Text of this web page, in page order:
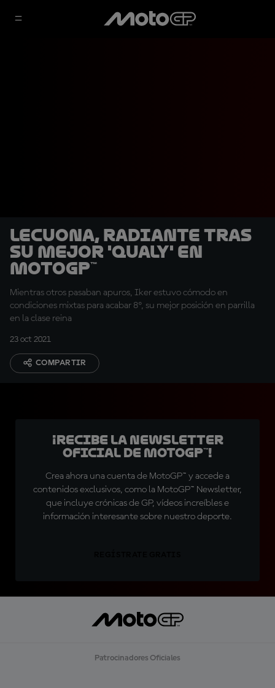
Lecuona, radiante tras
su mejor 'qualy' en
MotoGP™
Mientras otros pasaban apuros, Iker estuvo cómodo en
condiciones mixtas para acabar 8º, su mejor posición en parrilla
en la clase reina
23 oct 2021
COMPARTIR
¡Recibe la Newsletter
oficial de MotoGP™!
Crea ahora una cuenta de MotoGP™ y accede a
contenidos exclusivos, como la MotoGP™ Newsletter,
que incluye crónicas de GP, vídeos increíbles e
información interesante sobre nuestro deporte.
Patrocinadores Oficiales